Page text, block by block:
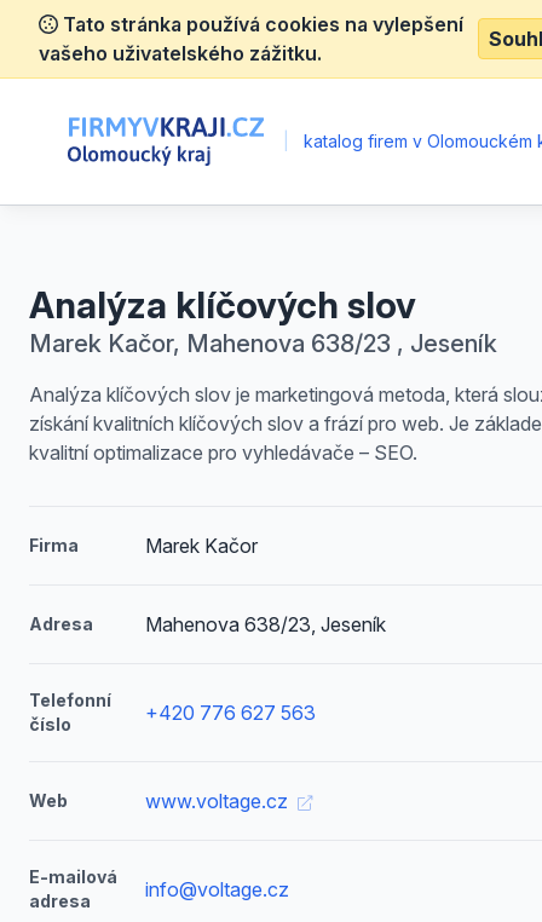
Tato stránka používá cookies na vylepšení
vašeho uživatelského zážitku.
katalog firem v Olomouckém
Analýza klíčových slov
Marek Kačor, Mahenova 638/23 , Jeseník
Analýza klíčových slov je marketingová metoda, která
získání kvalitních klíčových slov a frází pro web. Je
kvalitní optimalizace pro vyhledávače – SEO.
Firma Marek Kačor
Adresa Mahenova 638/23, Jeseník
Telefonní
číslo
+420 776 627 563
Web www.voltage.cz
E-mailová
adresa
info@voltage.cz